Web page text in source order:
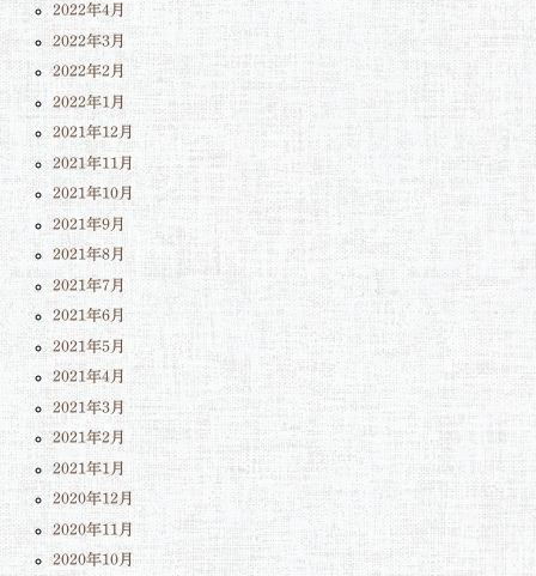
2022年4月
2022年3月
2022年2月
2022年1月
2021年12月
2021年11月
2021年10月
2021年9月
2021年8月
2021年7月
2021年6月
2021年5月
2021年4月
2021年3月
2021年2月
2021年1月
2020年12月
2020年11月
2020年10月